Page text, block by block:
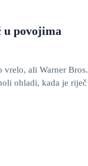
povojima
vrelo, ali Warner
ohladi, kada je riječ